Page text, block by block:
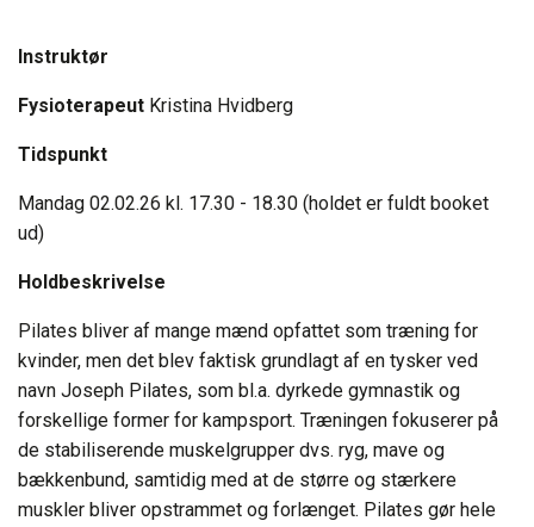
Instruktør
Fysioterapeut Kristina Hvidberg
Tidspunkt
Mandag 02.02.26 kl. 17.30 - 18.30 (holdet er fuldt booket
ud)
Holdbeskrivelse
Pilates bliver af mange mænd opfattet som træning for
kvinder, men det blev faktisk grundlagt af en tysker ved
navn Joseph Pilates, som bl.a. dyrkede gymnastik og
forskellige former for kampsport. Træningen fokuserer på
de stabiliserende muskelgrupper dvs. ryg, mave og
bækkenbund, samtidig med at de større og stærkere
muskler bliver opstrammet og forlænget. Pilates gør hele